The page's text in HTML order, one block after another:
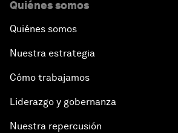
Quiénes somos
Quiénes somos
Nuestra estrategia
Cómo trabajamos
Liderazgo y gobernanza
Nuestra repercusión